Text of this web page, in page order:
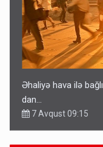
Əhaliyə hava ilə
dan…
7 Avqust 09:15